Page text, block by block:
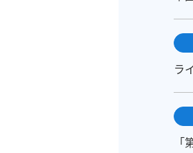
ラ